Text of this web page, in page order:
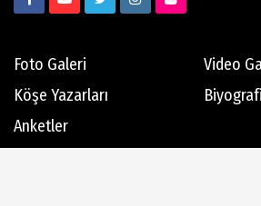
Foto Galeri
Video
Köşe Yazarları
Anketler